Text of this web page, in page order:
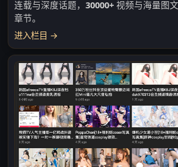
连载与深度话题，30000+ 视频与海量图
章节。
进入栏目 →